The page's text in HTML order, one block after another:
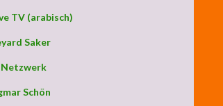
TV (arabisch)
Saker
Schön